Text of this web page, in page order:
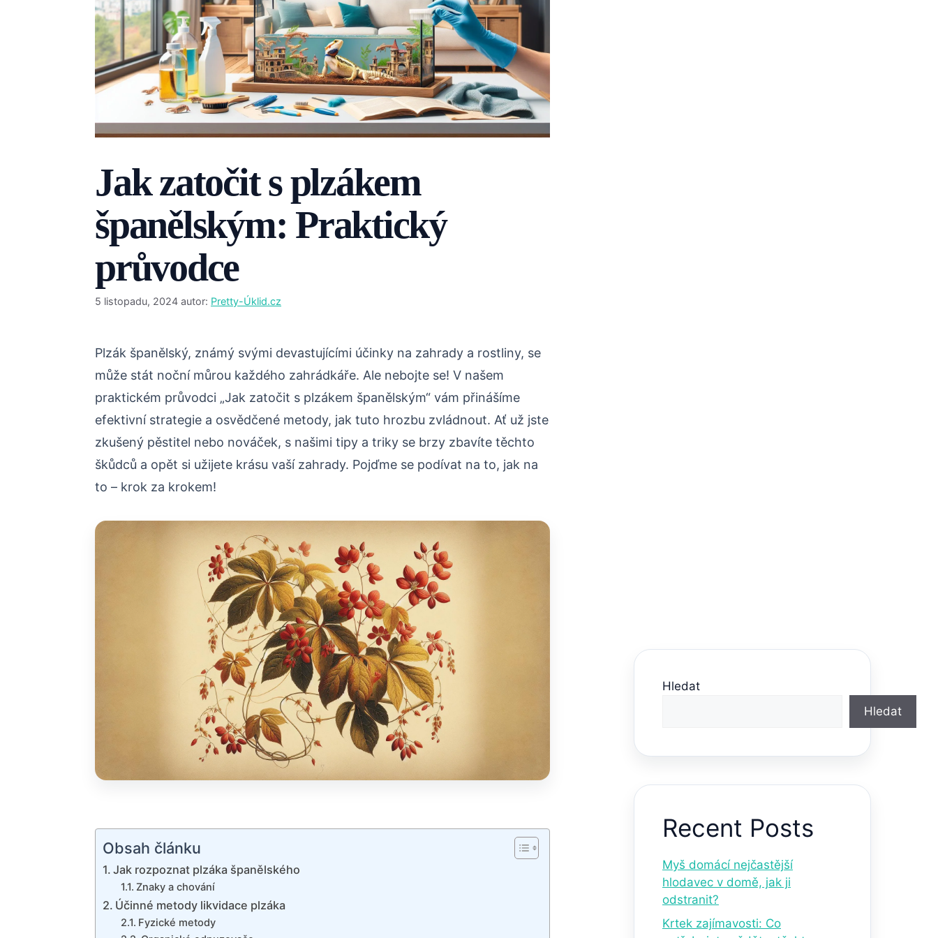
Jak zatočit s plzákem
španělským: Praktický
průvodce
5 listopadu, 2024 autor: Pretty-Úklid.cz
Plzák španělský, známý svými devastujícími účinky na zahrady a rostliny, se
může stát noční můrou každého zahrádkáře. Ale nebojte se! V našem
praktickém průvodci „Jak zatočit s plzákem španělským“ vám přinášíme
efektivní strategie a osvědčené metody, jak tuto hrozbu zvládnout. Ať už jste
zkušený pěstitel nebo nováček, s našimi tipy a triky se brzy zbavíte těchto
škůdců a opět si užijete krásu vaší zahrady. Pojďme se podívat na to, jak na
to – krok za krokem!
Obsah článku
Jak rozpoznat plzáka španělského
Znaky a chování
Účinné metody likvidace plzáka
Fyzické metody
Hledat
Hledat
Recent Posts
Myš domácí nejčastější
hlodavec v domě, jak ji
odstranit?
Krtek zajímavosti: Co